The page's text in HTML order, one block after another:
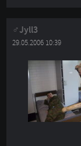
Jyll3
29.05.2006 10:39